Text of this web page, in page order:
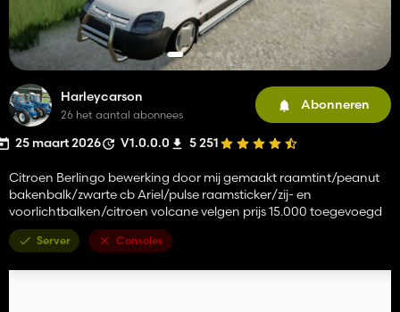
Harleycarson
26 het aantal abonnees
Abonneren
25 maart 2026 V1.0.0.0 5 251
Citroen Berlingo bewerking door mij gemaakt raamtint/peanut
bakenbalk/zwarte cb Ariel/pulse raamsticker/zij- en
voorlichtbalken/citroen volcane velgen prijs 15.000 toegevoegd
Server Consoles